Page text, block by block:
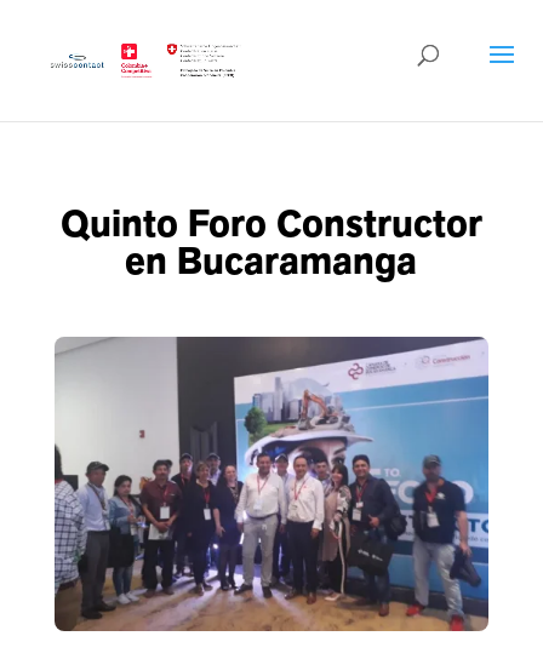
Quinto Foro Constructor
en Bucaramanga